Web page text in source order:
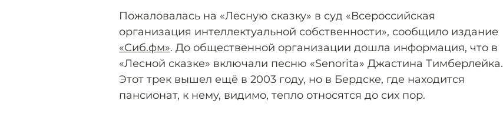
Пожаловалась на «Лесную сказку» в суд «Всероссийская
организация интеллектуальной собственности», сообщило издание
«Сиб.фм». До общественной организации дошла информация, что в
«Лесной сказке» включали песню «Senorita» Джастина Тимберлейка.
Этот трек вышел ещё в 2003 году, но в Бердске, где находится
пансионат, к нему, видимо, тепло относятся до сих пор.